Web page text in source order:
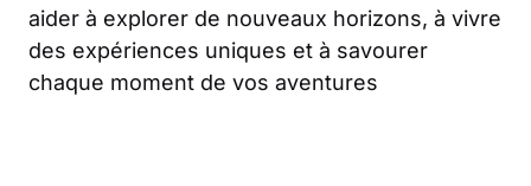
aider à explorer de nouveaux horizons, à vivre
des expériences uniques et à savourer
chaque moment de vos aventures